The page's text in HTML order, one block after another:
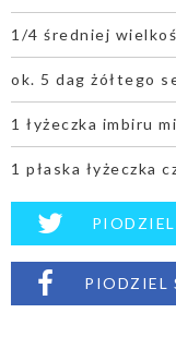
1/4 średniej
ok. 5 dag żółtego
1 łyżeczka imbiru
1 płaska łyżeczka
PIODZIEL